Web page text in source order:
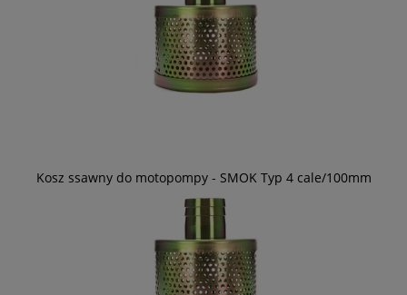
Kosz ssawny do motopompy - SMOK Typ 4 cale/100mm